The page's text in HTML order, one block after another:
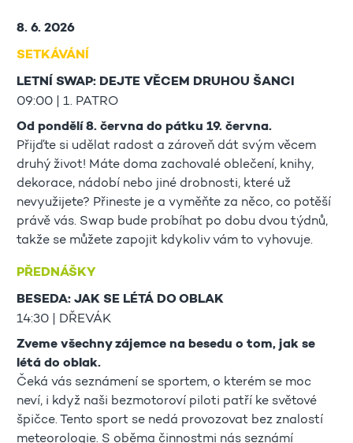
8. 6. 2026
SETKÁVÁNÍ
LETNÍ SWAP: DEJTE VĚCEM DRUHOU ŠANCI
09:00 | 1. PATRO
Od pondělí 8. června do pátku 19. června.
Přijďte si udělat radost a zároveň dát svým věcem
druhý život! Máte doma zachovalé oblečení, knihy,
dekorace, nádobí nebo jiné drobnosti, které už
nevyužijete? Přineste je a vyměňte za něco, co potěší
právě vás. Swap bude probíhat po dobu dvou týdnů,
takže se můžete zapojit kdykoliv vám to vyhovuje.
PŘEDNÁŠKY
BESEDA: JAK SE LÉTÁ DO OBLAK
14:30 | DŘEVÁK
Zveme všechny zájemce na besedu o tom, jak se
létá do oblak.
Čeká vás seznámení se sportem, o kterém se moc
neví, i když naši bezmotoroví piloti patří ke světové
špičce. Tento sport se nedá provozovat bez znalostí
meteorologie. S oběma činnostmi nás seznámí